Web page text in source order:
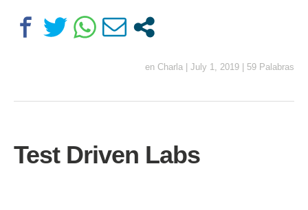
en Charla July 1, 2019 59 Palabras
Test Driven Labs